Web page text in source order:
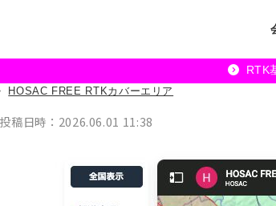
RTK
HOSAC FREE RTKカバーエリア
投稿日時：2026.06.01 11:38